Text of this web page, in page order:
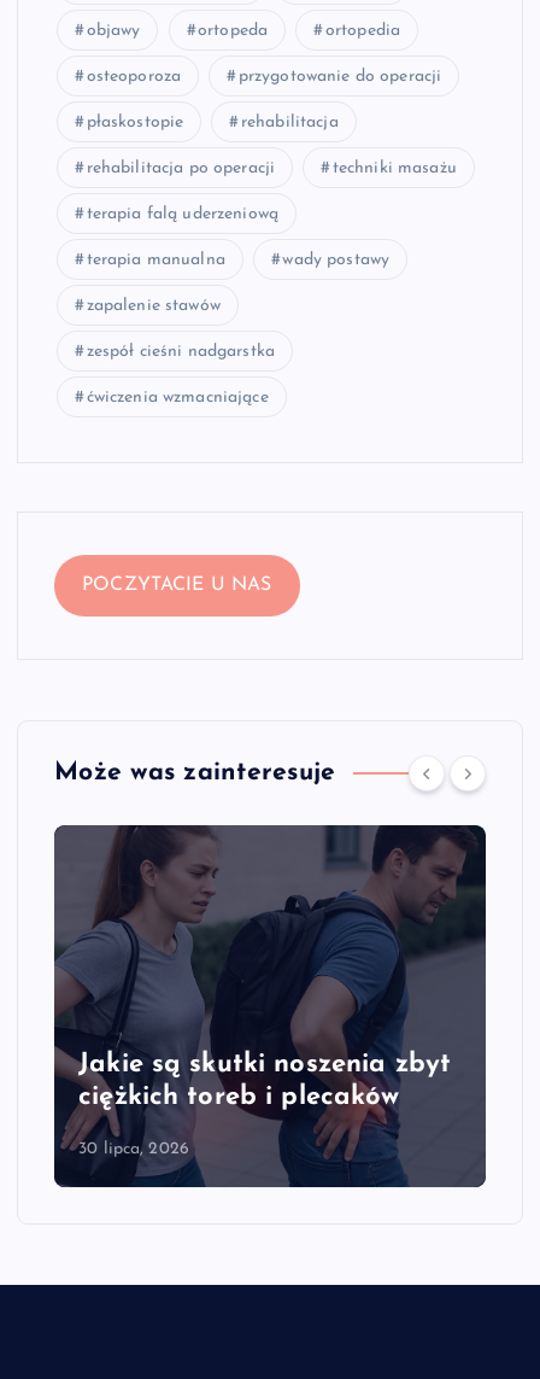
objawy ortopeda ortopedia
osteoporoza przygotowanie do operacji
płaskostopie rehabilitacja
rehabilitacja po operacji techniki masażu
terapia falą uderzeniową
terapia manualna wady postawy
zapalenie stawów
zespół cieśni nadgarstka
ćwiczenia wzmacniające
POCZYTACIE U NAS
Może was zainteresuje
zbyt
Jakie są objawy przeciążenia
kręgosłupa szyjnego
28 lipca, 2026